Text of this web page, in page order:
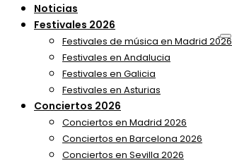
Noticias
Festivales 2026
Festivales de música en Madrid 2026
Festivales en Andalucia
Festivales en Galicia
Festivales en Asturias
Conciertos 2026
Conciertos en Madrid 2026
Conciertos en Barcelona 2026
Conciertos en Sevilla 2026